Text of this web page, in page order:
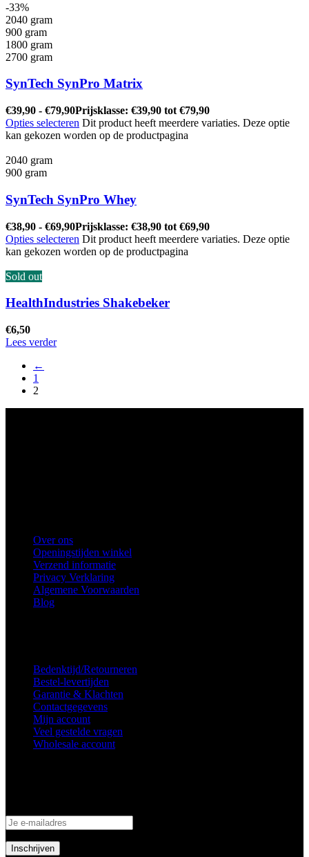
-33%
2040 gram
900 gram
1800 gram
2700 gram
SynTech SynPro Matrix
€39,90 - €79,90Prijsklasse: €39,90 tot €79,90
Opties selecteren Dit product heeft meerdere variaties. Deze optie
kan gekozen worden op de productpagina
2040 gram
900 gram
SynTech SynPro Whey
€38,90 - €69,90Prijsklasse: €38,90 tot €69,90
Opties selecteren Dit product heeft meerdere variaties. Deze optie
kan gekozen worden op de productpagina
Sold out
HealthIndustries Shakebeker
€6,50
Lees verder
←
1
2
Over ons
Openingstijden winkel
Verzend informatie
Privacy Verklaring
Algemene Voorwaarden
Blog
Bedenktijd/Retourneren
Bestel-levertijden
Garantie & Klachten
Contactgegevens
Mijn account
Veel gestelde vragen
Wholesale account